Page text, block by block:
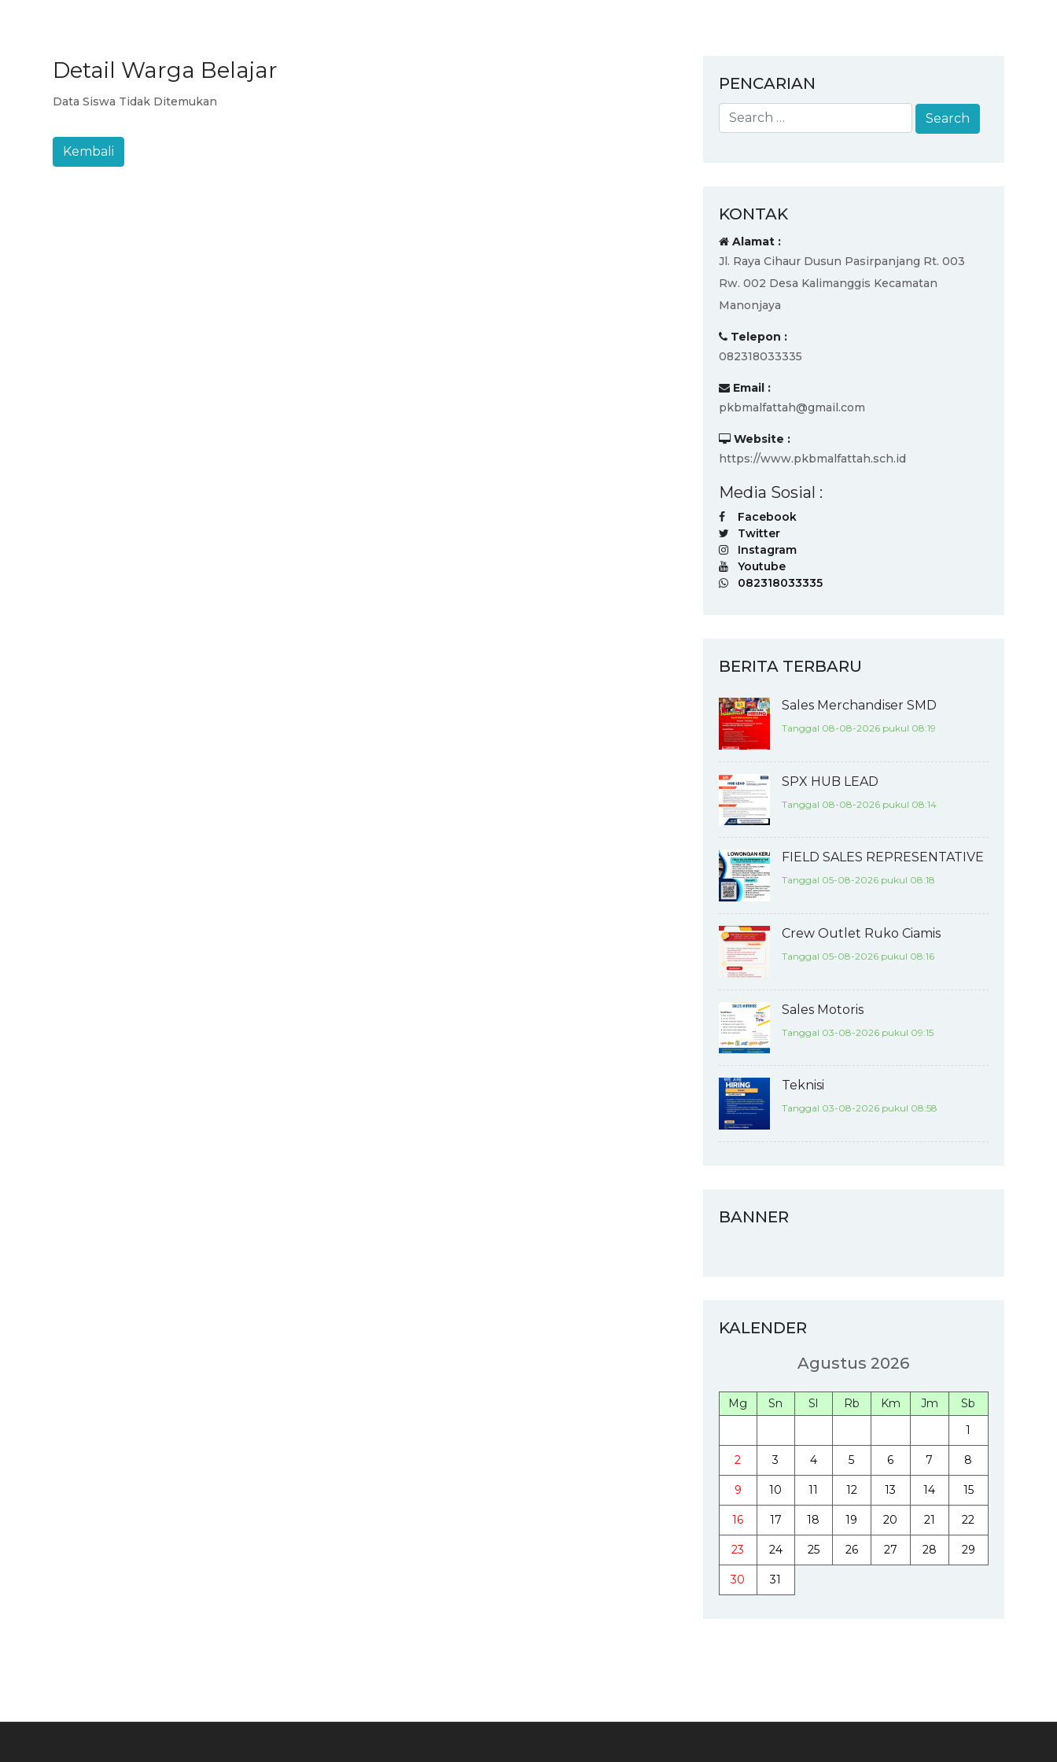
Detail Warga Belajar
Data Siswa Tidak Ditemukan
PENCARIAN
KONTAK
Alamat :
Jl. Raya Cihaur Dusun Pasirpanjang Rt. 003
Rw. 002 Desa Kalimanggis Kecamatan
Manonjaya
Telepon :
082318033335
Email :
pkbmalfattah@gmail.com
Website :
https://www.pkbmalfattah.sch.id
Media Sosial :
Facebook
Twitter
Instagram
Youtube
082318033335
BERITA TERBARU
Sales Merchandiser SMD
Tanggal 08-08-2026 pukul 08:19
SPX HUB LEAD
Tanggal 08-08-2026 pukul 08:14
FIELD SALES REPRESENTATIVE
Tanggal 05-08-2026 pukul 08:18
Crew Outlet Ruko Ciamis
Tanggal 05-08-2026 pukul 08:16
Sales Motoris
Tanggal 03-08-2026 pukul 09:15
Teknisi
Tanggal 03-08-2026 pukul 08:58
BANNER
KALENDER
Agustus 2026
Mg Sn Sl Rb Km Jm
Sb
1
2 3 4 5 6 7 8
9 10 11 12 13 14 15
16 17 18 19 20 21 22
23 24 25 26 27 28 29
30 31